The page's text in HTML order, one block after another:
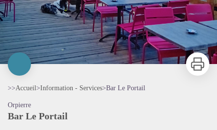
Imprimer
>>Accueil>Information - Services>Bar Le Portail
Orpierre
Bar Le Portail